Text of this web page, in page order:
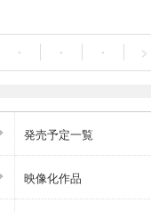
をめぐる人々
・ ・ ・ >
発売予定一覧
映像化作品